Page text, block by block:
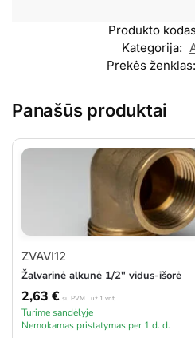
Produkto
Kategorija:
Prekės ženklas:
Panašūs produktai
ZVAVI12
Žalvarinė alkūnė 1/2″ vidus-išorė
2,63 € su PVM už 1 vnt.
Turime sandėlyje
Nemokamas pristatymas per 1 d. d.